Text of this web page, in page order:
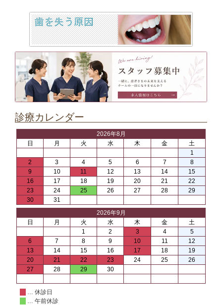
診療カレンダー
2026年8月
日
月 火 水 木 金
土
1
2
3 4 5 6 7
8
9
10 11 12 13 14
15
16
17 18 19 20 21
22
23
24 25 26 27 28
29
30
31
2026年9月
日
月 火 水 木 金
土
1
2 3 4
5
6
7 8 9 10 11
12
13
14 15 16 17 18
19
20
21 22 23 24 25
26
27
28 29 30
… 休診日
… 午前休診